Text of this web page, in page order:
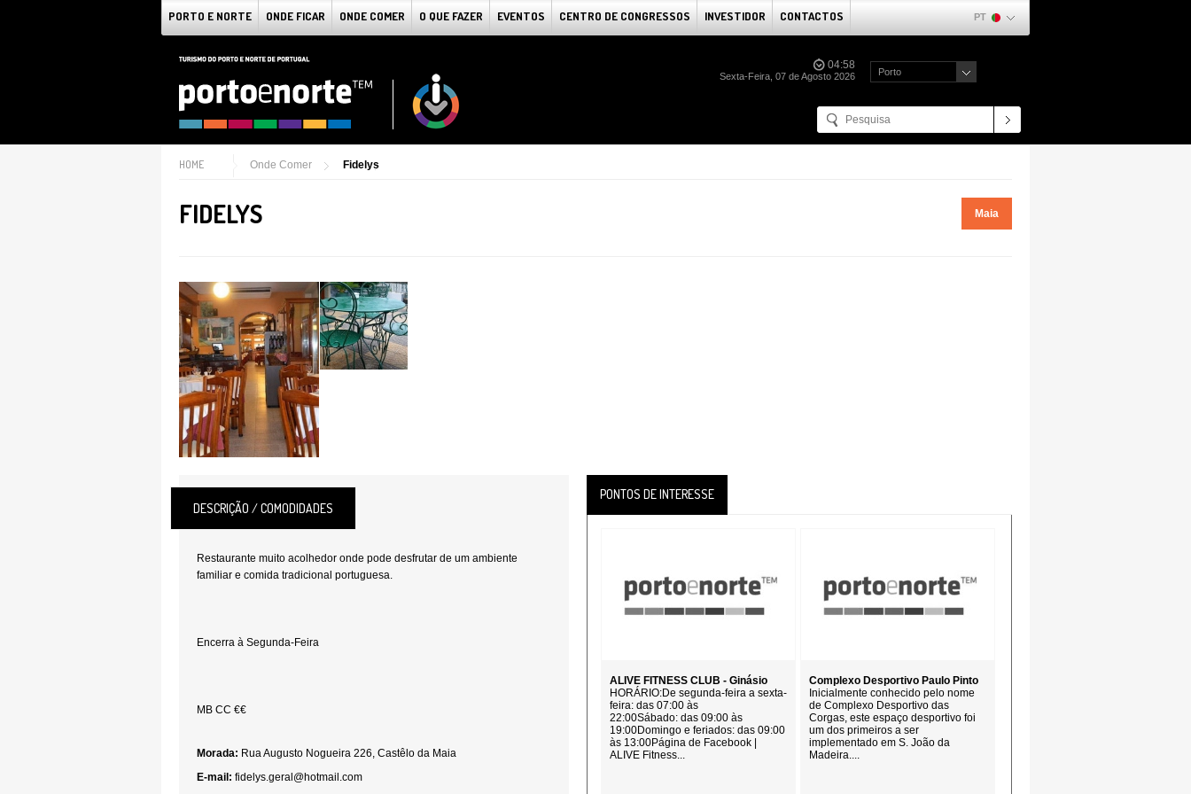
PORTO E NORTE ONDE FICAR ONDE COMER O QUE FAZER EVENTOS CENTRO DE CONGRESSOS INVESTIDOR CONTACTOS PT
04:58
Sexta-Feira, 07 de Agosto 2026 Porto
HOME Onde Comer Fidelys
FIDELYS Maia
DESCRIÇÃO / COMODIDADES
Restaurante muito acolhedor onde pode desfrutar de um ambiente
familiar e comida tradicional portuguesa.
Encerra à Segunda-Feira
MB CC €€
Morada: Rua Augusto Nogueira 226, Castêlo da Maia
E-mail: fidelys.geral@hotmail.com
PONTOS DE INTERESSE
ALIVE FITNESS CLUB - Ginásio
HORÁRIO:De segunda-feira a sexta-
feira: das 07:00 às
22:00Sábado: das 09:00 às
19:00Domingo e feriados: das 09:00
às 13:00Página de Facebook |
ALIVE Fitness...
Complexo Desportivo Paulo Pinto
Inicialmente conhecido pelo nome
de Complexo Desportivo das
Corgas, este espaço desportivo foi
um dos primeiros a ser
implementado em S. João da
Madeira....